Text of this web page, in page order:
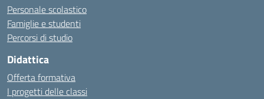
Personale scolastico
Famiglie e studenti
Percorsi di studio
Didattica
Offerta formativa
I progetti delle classi